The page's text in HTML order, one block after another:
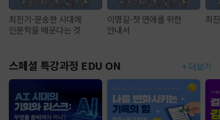
최진기-문송한 시대에
인문학을 배운다는 것
이명길-첫 연애를 위한
안내서
최
스페셜 특강과정 EDU ON + 더보기